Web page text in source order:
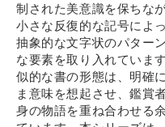
制された美意識を保ちな
小さな反復的な記号によ
抽象的な文字状のパター
な要素を取り入れていま
似的な書の形態は、明確
ま意味を想起させ、鑑賞
身の物語を重ね合わせる